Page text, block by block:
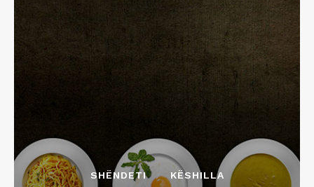
SHËNDETI KËSHILLA